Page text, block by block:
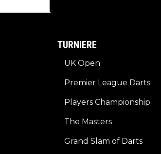
TURNIERE
UK Open
Premier League Darts
Players Championship
The Masters
Grand Slam of Darts